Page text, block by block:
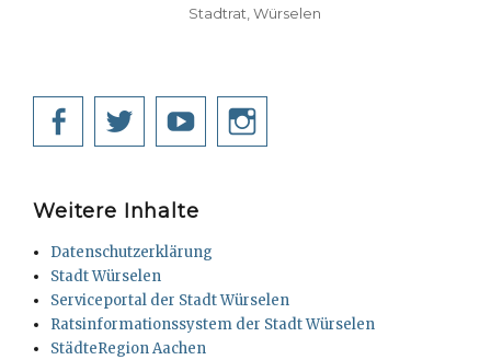
Stadtrat ,Würselen
Facebook
TwitterYouTube
Weitere Inhalte
Datenschutzerklärung
Stadt Würselen
Serviceportal der Stadt Würselen
Ratsinformationssystem der Stadt Würselen
StädteRegion Aachen